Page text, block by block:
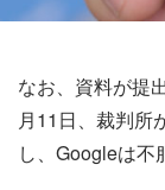
なお、資料が提
月11日、裁判所
し、Googleは不